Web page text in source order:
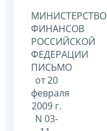
МИНИСТЕРСТВО
ФИНАНСОВ
РОССИЙСКОЙ
ФЕДЕРАЦИИ
ПИСЬМО
от 20
февраля
2009 г.
N 03-